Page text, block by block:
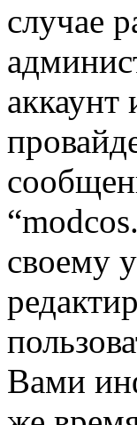
случае
аккаунт
своему
Вами